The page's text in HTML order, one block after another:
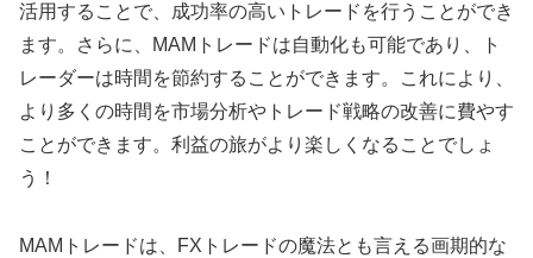
活用することで、成功率の高いトレードを行うことができ
ます。さらに、MAMトレードは自動化も可能であり、ト
レーダーは時間を節約することができます。これにより、
より多くの時間を市場分析やトレード戦略の改善に費やす
ことができます。利益の旅がより楽しくなることでしょ
う！
MAMトレードは、FXトレードの魔法とも言える画期的な